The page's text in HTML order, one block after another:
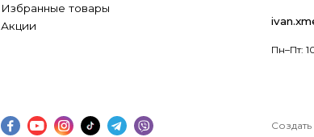
Избранные товары
Акции
Пн–Пт:
Создать